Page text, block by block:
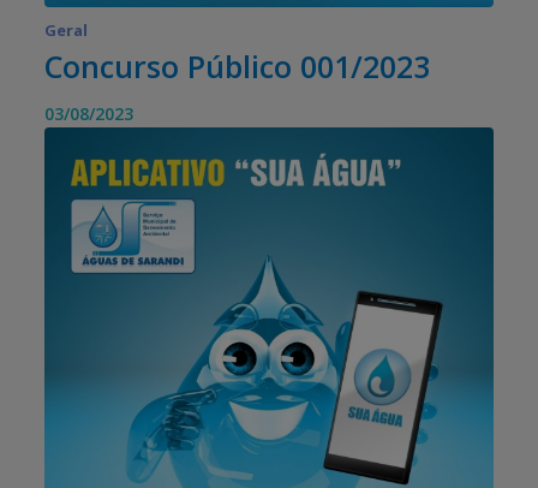
Geral
Concurso Público 001/2023
03/08/2023